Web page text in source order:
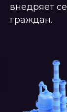
внедряет
граждан.